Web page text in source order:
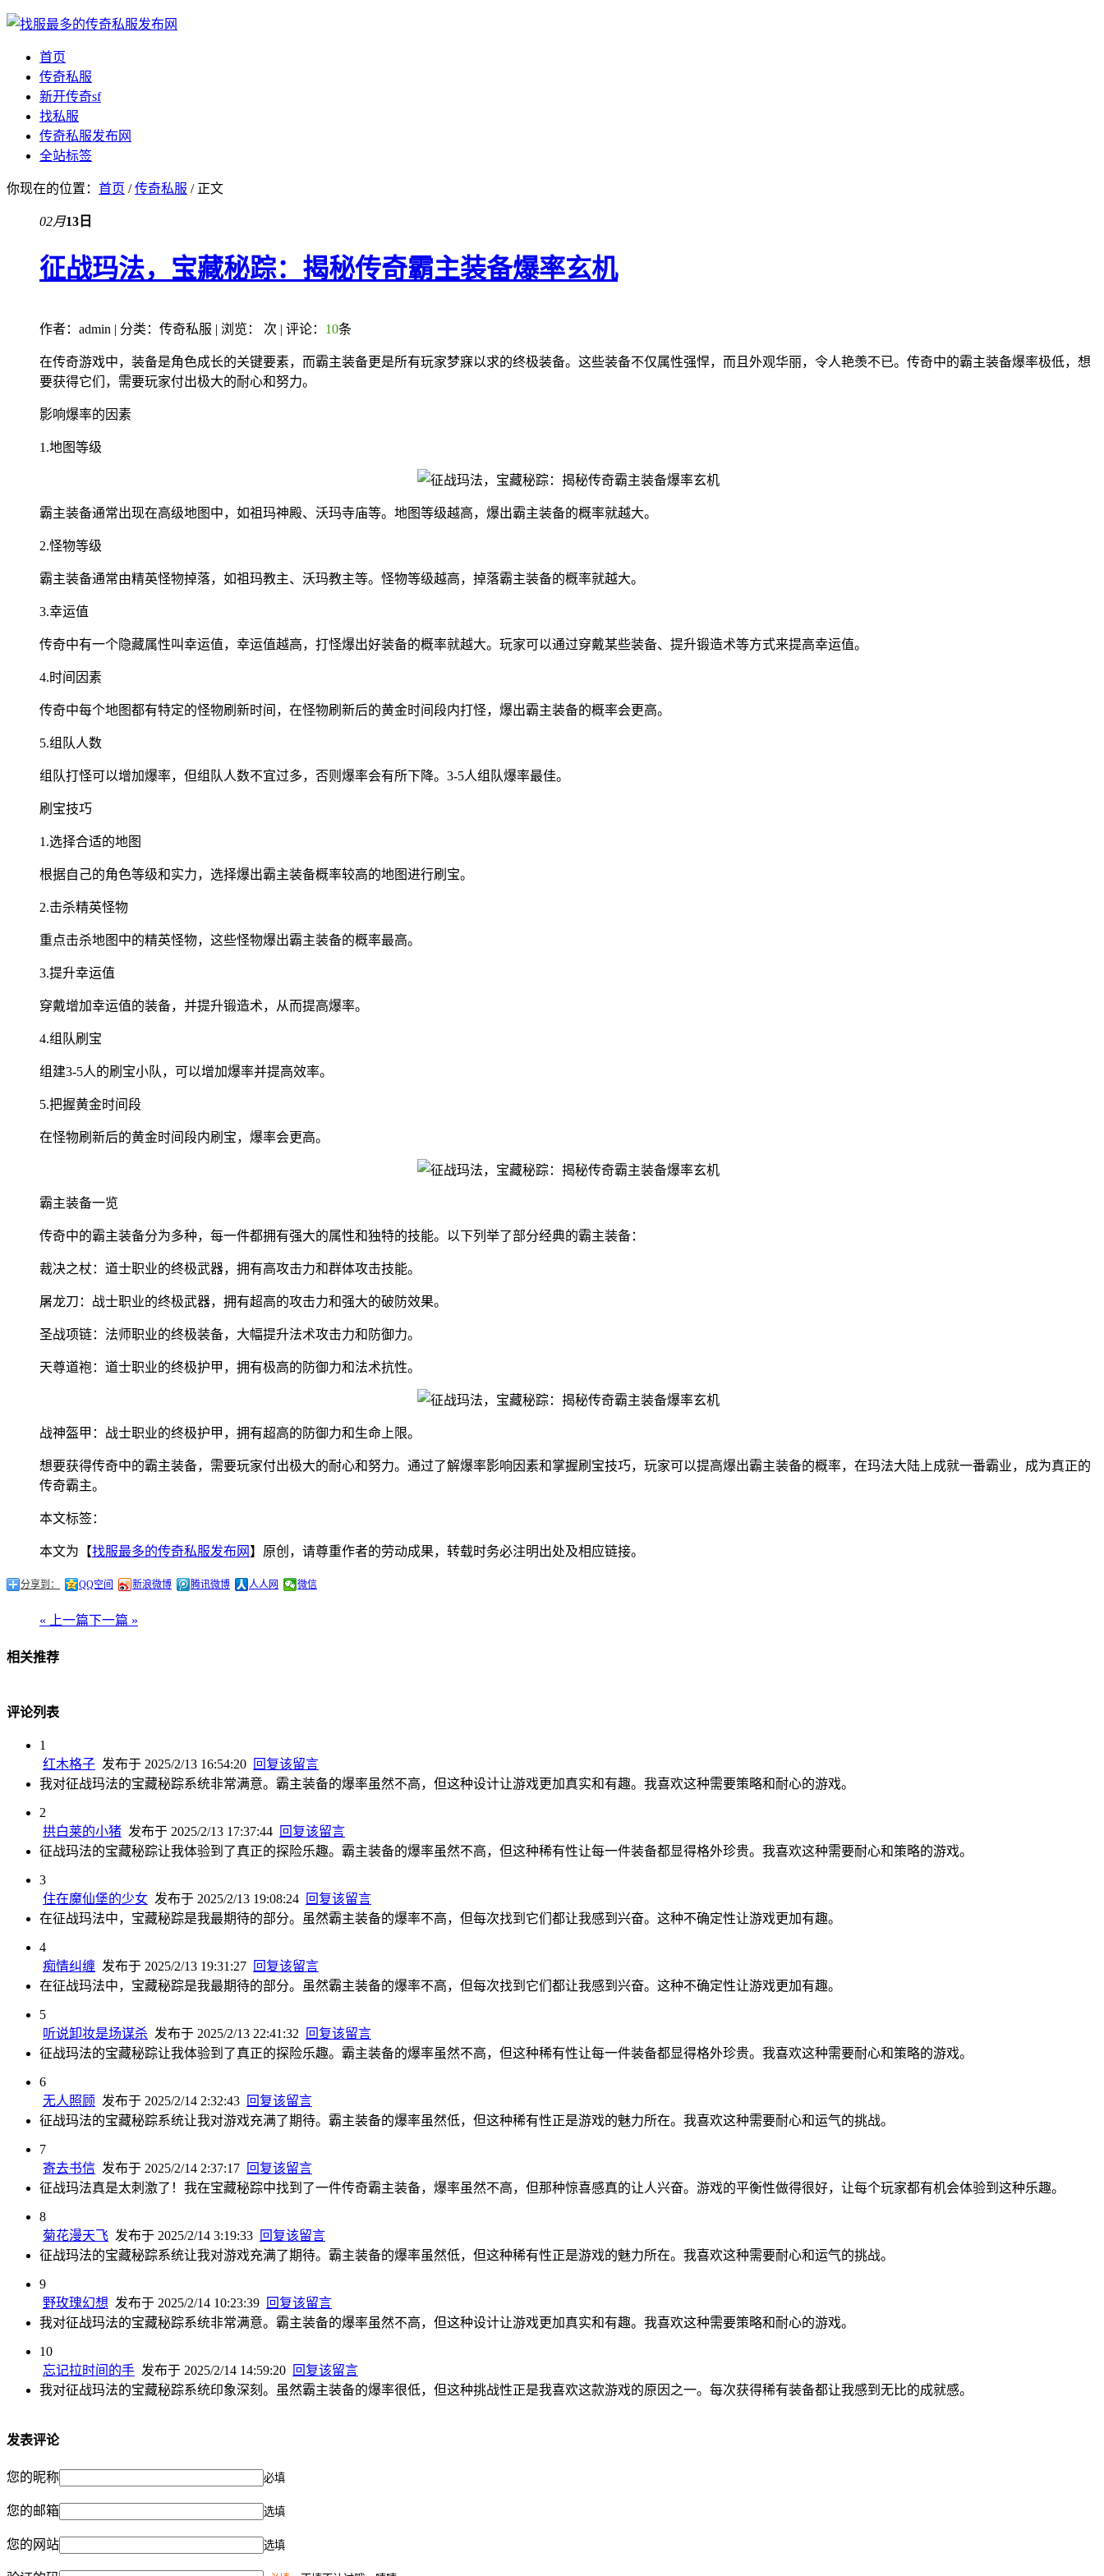
首页
传奇私服
新开传奇sf
找私服
传奇私服发布网
全站标签
你现在的位置： 首页 /传奇私服 / 正文
02月13日
征战玛法，宝藏秘踪：揭秘传奇霸主装备爆率玄机
作者：admin | 分类：传奇私服 | 浏览： 次 | 评论： 10条
在传奇游戏中，装备是角色成长的关键要素，而霸主装备更是所有玩家梦寐以求的终极装备。这些装备不仅属性强悍，而且外观华丽，令人艳羡不已。传奇中的霸主装备爆率极低，想
要获得它们，需要玩家付出极大的耐心和努力。
影响爆率的因素
1.地图等级
霸主装备通常出现在高级地图中，如祖玛神殿、沃玛寺庙等。地图等级越高，爆出霸主装备的概率就越大。
2.怪物等级
霸主装备通常由精英怪物掉落，如祖玛教主、沃玛教主等。怪物等级越高，掉落霸主装备的概率就越大。
3.幸运值
传奇中有一个隐藏属性叫幸运值，幸运值越高，打怪爆出好装备的概率就越大。玩家可以通过穿戴某些装备、提升锻造术等方式来提高幸运值。
4.时间因素
传奇中每个地图都有特定的怪物刷新时间，在怪物刷新后的黄金时间段内打怪，爆出霸主装备的概率会更高。
5.组队人数
组队打怪可以增加爆率，但组队人数不宜过多，否则爆率会有所下降。3-5人组队爆率最佳。
刷宝技巧
1.选择合适的地图
根据自己的角色等级和实力，选择爆出霸主装备概率较高的地图进行刷宝。
2.击杀精英怪物
重点击杀地图中的精英怪物，这些怪物爆出霸主装备的概率最高。
3.提升幸运值
穿戴增加幸运值的装备，并提升锻造术，从而提高爆率。
4.组队刷宝
组建3-5人的刷宝小队，可以增加爆率并提高效率。
5.把握黄金时间段
在怪物刷新后的黄金时间段内刷宝，爆率会更高。
霸主装备一览
传奇中的霸主装备分为多种，每一件都拥有强大的属性和独特的技能。以下列举了部分经典的霸主装备：
裁决之杖：道士职业的终极武器，拥有高攻击力和群体攻击技能。
屠龙刀：战士职业的终极武器，拥有超高的攻击力和强大的破防效果。
圣战项链：法师职业的终极装备，大幅提升法术攻击力和防御力。
天尊道袍：道士职业的终极护甲，拥有极高的防御力和法术抗性。
战神盔甲：战士职业的终极护甲，拥有超高的防御力和生命上限。
想要获得传奇中的霸主装备，需要玩家付出极大的耐心和努力。通过了解爆率影响因素和掌握刷宝技巧，玩家可以提高爆出霸主装备的概率，在玛法大陆上成就一番霸业，成为真正的
传奇霸主。
本文标签：
本文为【找服最多的传奇私服发布网 】原创，请尊重作者的劳动成果，转载时务必注明出处及相应链接。
分享到： QQ空间 新浪微博 腾讯微博 人人网 微信
« 上一篇下一篇 »
相关推荐
评论列表
1
红木格子 发布于 2025/2/13 16:54:20 回复该留言
我对征战玛法的宝藏秘踪系统非常满意。霸主装备的爆率虽然不高，但这种设计让游戏更加真实和有趣。我喜欢这种需要策略和耐心的游戏。
2
拱白莱的小猪 发布于 2025/2/13 17:37:44 回复该留言
征战玛法的宝藏秘踪让我体验到了真正的探险乐趣。霸主装备的爆率虽然不高，但这种稀有性让每一件装备都显得格外珍贵。我喜欢这种需要耐心和策略的游戏。
3
住在魔仙堡的少女 发布于 2025/2/13 19:08:24 回复该留言
在征战玛法中，宝藏秘踪是我最期待的部分。虽然霸主装备的爆率不高，但每次找到它们都让我感到兴奋。这种不确定性让游戏更加有趣。
4
痴情纠缠 发布于 2025/2/13 19:31:27 回复该留言
在征战玛法中，宝藏秘踪是我最期待的部分。虽然霸主装备的爆率不高，但每次找到它们都让我感到兴奋。这种不确定性让游戏更加有趣。
5
听说卸妆是场谋杀 发布于 2025/2/13 22:41:32
回复该留言
征战玛法的宝藏秘踪让我体验到了真正的探险乐趣。霸主装备的爆率虽然不高，但这种稀有性让每一件装备都显得格外珍贵。我喜欢这种需要耐心和策略的游戏。
6
无人照顾 发布于 2025/2/14 2:32:43 回复该留言
征战玛法的宝藏秘踪系统让我对游戏充满了期待。霸主装备的爆率虽然低，但这种稀有性正是游戏的魅力所在。我喜欢这种需要耐心和运气的挑战。
7
寄去书信 发布于 2025/2/14 2:37:17 回复该留言
征战玛法真是太刺激了！我在宝藏秘踪中找到了一件传奇霸主装备，爆率虽然不高，但那种惊喜感真的让人兴奋。游戏的平衡性做得很好，让每个玩家都有机会体验到这种乐趣。
8
菊花漫天飞 发布于 2025/2/14 3:19:33 回复该留言
征战玛法的宝藏秘踪系统让我对游戏充满了期待。霸主装备的爆率虽然低，但这种稀有性正是游戏的魅力所在。我喜欢这种需要耐心和运气的挑战。
9
野玫瑰幻想 发布于 2025/2/14 10:23:39 回复该留言
我对征战玛法的宝藏秘踪系统非常满意。霸主装备的爆率虽然不高，但这种设计让游戏更加真实和有趣。我喜欢这种需要策略和耐心的游戏。
10
忘记拉时间的手 发布于 2025/2/14 14:59:20 回复该留言
我对征战玛法的宝藏秘踪系统印象深刻。虽然霸主装备的爆率很低，但这种挑战性正是我喜欢这款游戏的原因之一。每次获得稀有装备都让我感到无比的成就感。
发表评论
您的昵称 必填
您的邮箱 选填
您的网站 选填